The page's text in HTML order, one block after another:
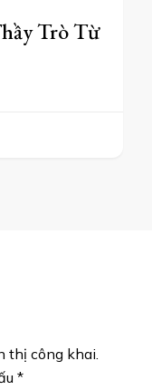
Trò Từ
thị công khai.
*